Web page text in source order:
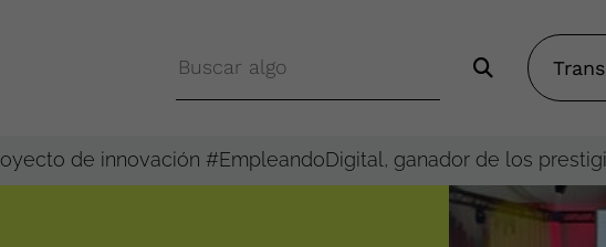
de innovación #EmpleandoDigital, ganador de los